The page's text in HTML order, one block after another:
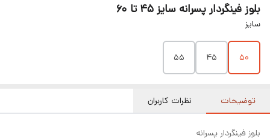
بلوز فینگردار پسرانه سایز ۴۵ تا ۶۰
سایز
۵۰ ۴۵ ۵۵
توضیحات نظرات کاربران
بلوز فینگردار پسرانه